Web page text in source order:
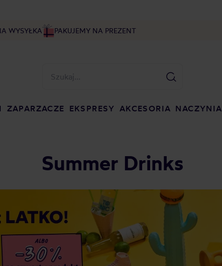
WYSYŁKA PAKUJEMY NA PREZENT
ZAPARZACZE EKSPRESY AKCESORIA NACZYNIA
Summer Drinks